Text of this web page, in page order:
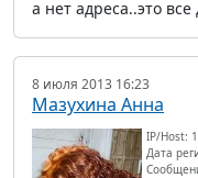
а нет адреса..это
8 июля 2013 16:23
Мазухина Анна
IP/Host:
Дата